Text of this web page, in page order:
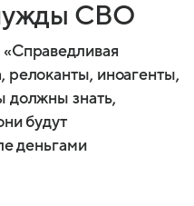
СВО
релоканты, иноагенты,
должны знать,
будут
деньгами